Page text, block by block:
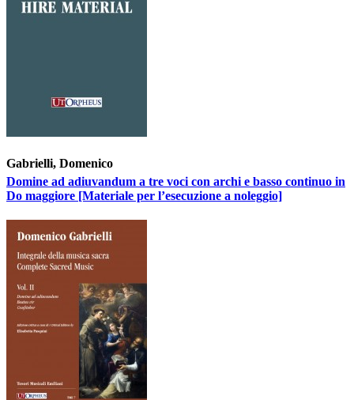
Gabrielli, Domenico
Domine ad adiuvandum a tre voci con archi e basso continuo in
Do maggiore [Materiale per l’esecuzione a noleggio]